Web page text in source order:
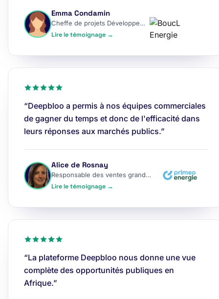
Emma Condamin
Cheffe de projets Développement
Lire le témoignage →
“Deepbloo a permis à nos équipes commerciales
de gagner du temps et donc de l'efficacité dans
leurs réponses aux marchés publics.”
Alice de Rosnay
Responsable des ventes grands comptes
Lire le témoignage →
“La plateforme Deepbloo nous donne une vue
complète des opportunités publiques en
Afrique.”